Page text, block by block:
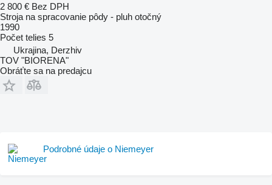
2 800 € Bez DPH
Stroja na spracovanie pôdy - pluh otočný
1990
Počet telies 5
Ukrajina, Derzhiv
TOV "BIORENA"
Obráťte sa na predajcu
Podrobné údaje o Niemeyer